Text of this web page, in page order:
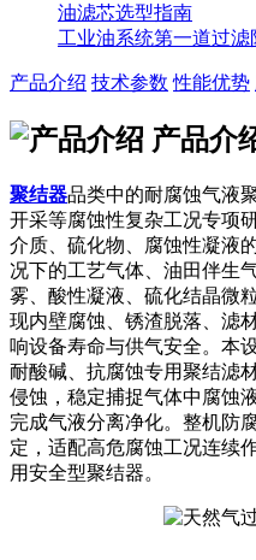
油滤芯选型指南
工业油系统第一道过滤
产品介绍 技术参数 性能优势
产品介
聚结器品类中的耐腐蚀气液
开采等腐蚀性复杂工况专项
介质、硫化物、腐蚀性凝液
况下的工艺气体、油田伴生
雾、酸性凝液、硫化结晶微
现内壁腐蚀、锈渣脱落、滤
响设备寿命与供气安全。本
耐酸碱、抗腐蚀专用聚结滤
侵蚀，稳定捕捉气体中腐蚀
完成气液分离净化。整机防
定，适配高危腐蚀工况连续
用安全型聚结器。